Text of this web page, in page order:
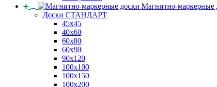
Магнитно-маркерные
Доски СТАНДАРТ
45x45
40x60
60x80
60x90
90x120
100x100
100x150
100x200